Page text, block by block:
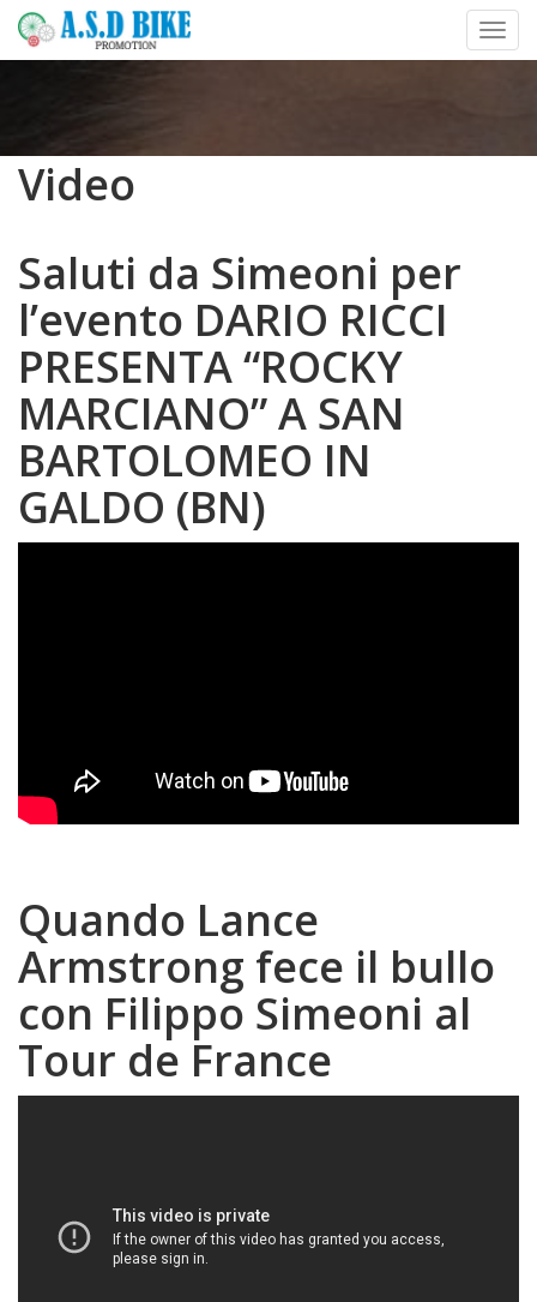
Video
Saluti da Simeoni per
l’evento DARIO RICCI
PRESENTA “ROCKY
MARCIANO” A SAN
BARTOLOMEO IN
GALDO (BN)
Quando Lance
Armstrong fece il bullo
con Filippo Simeoni al
Tour de France